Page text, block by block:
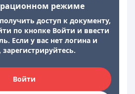
режиме
доступ к документу,
по кнопке Войти и ввести
Если у вас нет логина и
зарегистрируйтесь.
Войти